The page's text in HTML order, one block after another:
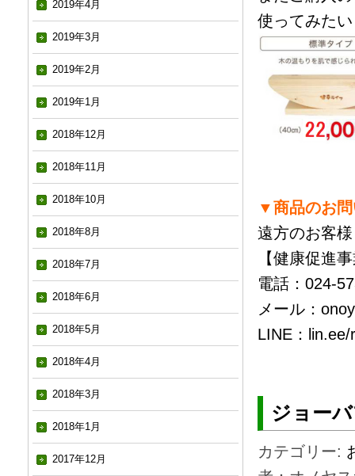
2019年4月
2019年3月
2019年2月
2019年1月
2018年12月
2018年11月
2018年10月
2018年8月
2018年7月
2018年6月
2018年5月
2018年4月
2018年3月
2018年1月
2017年12月
使ってみた
▼商品のお
遠方のお客
【健康促進
電話：024-
メール：
LINE： lin.ee/
ジョー
カテゴリー: